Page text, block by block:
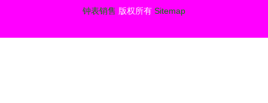
钟表销售 版权所有 Sitemap